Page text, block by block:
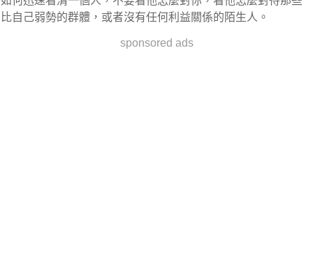
比自己弱勢的群體，或者沒有任何利益關係的陌生人。
sponsored ads